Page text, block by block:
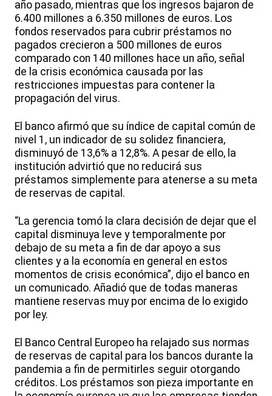
año pasado, mientras que los ingresos bajaron de
6.400 millones a 6.350 millones de euros. Los
fondos reservados para cubrir préstamos no
pagados crecieron a 500 millones de euros
comparado con 140 millones hace un año, señal
de la crisis económica causada por las
restricciones impuestas para contener la
propagación del virus.
El banco afirmó que su índice de capital común de
nivel 1, un indicador de su solidez financiera,
disminuyó de 13,6% a 12,8%. A pesar de ello, la
institución advirtió que no reducirá sus
préstamos simplemente para atenerse a su meta
de reservas de capital.
“La gerencia tomó la clara decisión de dejar que el
capital disminuya leve y temporalmente por
debajo de su meta a fin de dar apoyo a sus
clientes y a la economía en general en estos
momentos de crisis económica”, dijo el banco en
un comunicado. Añadió que de todas maneras
mantiene reservas muy por encima de lo exigido
por ley.
El Banco Central Europeo ha relajado sus normas
de reservas de capital para los bancos durante la
pandemia a fin de permitirles seguir otorgando
créditos. Los préstamos son pieza importante en